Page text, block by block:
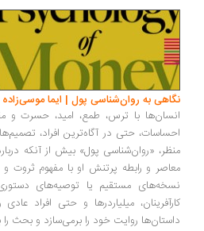
به روان‌شناسی پول | ایما موسی‌زاده
با ترس، طمع، امید، حسرت و
حتی در آگاه‌ترین افراد، تصمیم‌های
«روان‌شناسی پول» بیش از آنکه درباره پول
و رابطه پرتنش او با مفهوم ثروت و دارایی
مستقیم یا توصیه‌های دستوری، تجربه
میلیاردرها و حتی افراد عادی را
روایت خود را برمی‌سازد و بحث را به